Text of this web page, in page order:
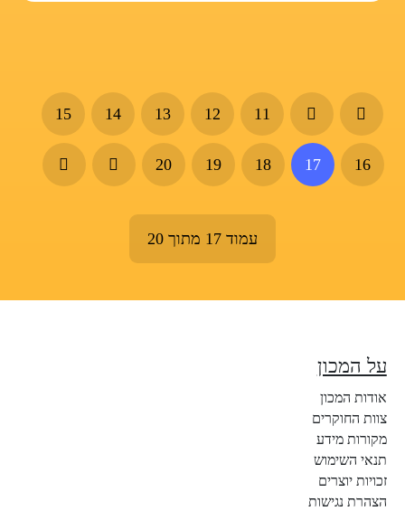
11
12
13
14
15
16
17
18
19
20
עמוד 17 מתוך 20
על המכון
אודות המכון
צוות החוקרים
מקורות מידע
תנאי השימוש
זכויות יוצרים
הצהרת נגישות